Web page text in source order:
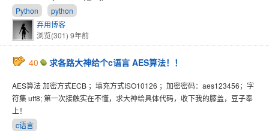
Python
python
弃用博客
浏览(301) 9年前
40 求各路大神给个c语言 AES算法！！
AES算法 加密方式ECB ；填充方式ISO10126 ；加密密码：aes123456；字
符集 utf8; 第一次接触实在不懂，求大神给具体代码，收下我的膝盖，豆子奉
上！
c语言